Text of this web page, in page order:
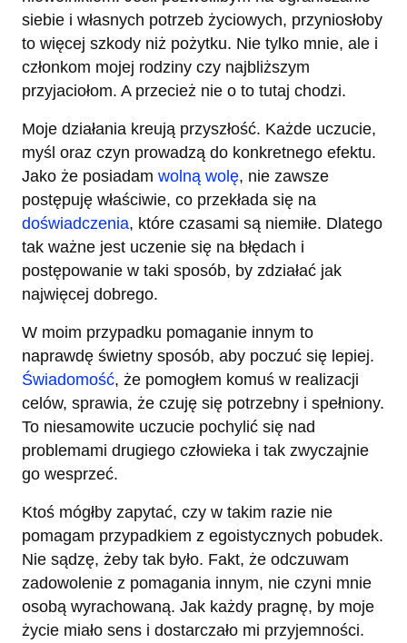
siebie i własnych potrzeb życiowych, przyniosłoby
to więcej szkody niż pożytku. Nie tylko mnie, ale i
członkom mojej rodziny czy najbliższym
przyjaciołom. A przecież nie o to tutaj chodzi.
Moje działania kreują przyszłość. Każde uczucie,
myśl oraz czyn prowadzą do konkretnego efektu.
Jako że posiadam wolną wolę, nie zawsze
postępuję właściwie, co przekłada się na
doświadczenia, które czasami są niemiłe. Dlatego
tak ważne jest uczenie się na błędach i
postępowanie w taki sposób, by zdziałać jak
najwięcej dobrego.
W moim przypadku pomaganie innym to
naprawdę świetny sposób, aby poczuć się lepiej.
Świadomość, że pomogłem komuś w realizacji
celów, sprawia, że czuję się potrzebny i spełniony.
To niesamowite uczucie pochylić się nad
problemami drugiego człowieka i tak zwyczajnie
go wesprzeć.
Ktoś mógłby zapytać, czy w takim razie nie
pomagam przypadkiem z egoistycznych pobudek.
Nie sądzę, żeby tak było. Fakt, że odczuwam
zadowolenie z pomagania innym, nie czyni mnie
osobą wyrachowaną. Jak każdy pragnę, by moje
życie miało sens i dostarczało mi przyjemności.